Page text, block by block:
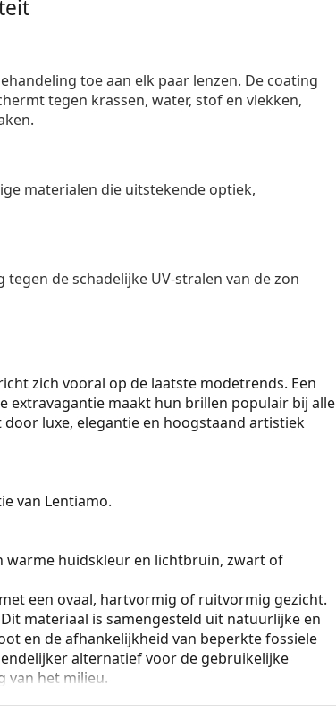
toe aan elk paar lenzen. De coating
tegen krassen, water, stof en vlekken,
materialen die uitstekende optiek,
de schadelijke UV-stralen van de zon
zich vooral op de laatste modetrends. Een
extravagantie maakt hun brillen populair bij alle
luxe, elegantie en hoogstaand artistiek
van Lentiamo.
huidskleur en lichtbruin, zwart of
een ovaal, hartvormig of ruitvormig gezicht.
materiaal is samengesteld uit natuurlijke en
en de afhankelijkheid van beperkte fossiele
alternatief voor de gebruikelijke
van het milieu.